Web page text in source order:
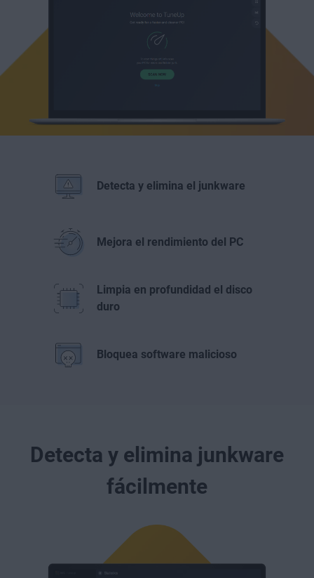
Detecta y elimina el junkware
Mejora el rendimiento del PC
Limpia en profundidad el disco
duro
Bloquea software malicioso
Detecta y elimina junkware
fácilmente